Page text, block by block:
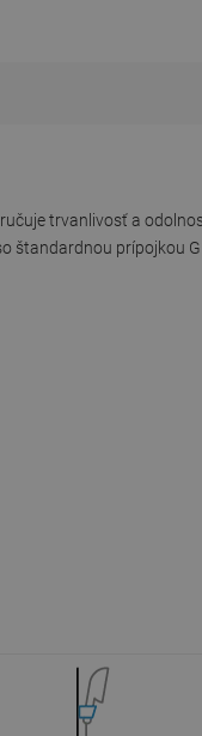
trvanlivosť a
štandardnou prípojkou